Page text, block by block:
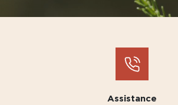
Assistance